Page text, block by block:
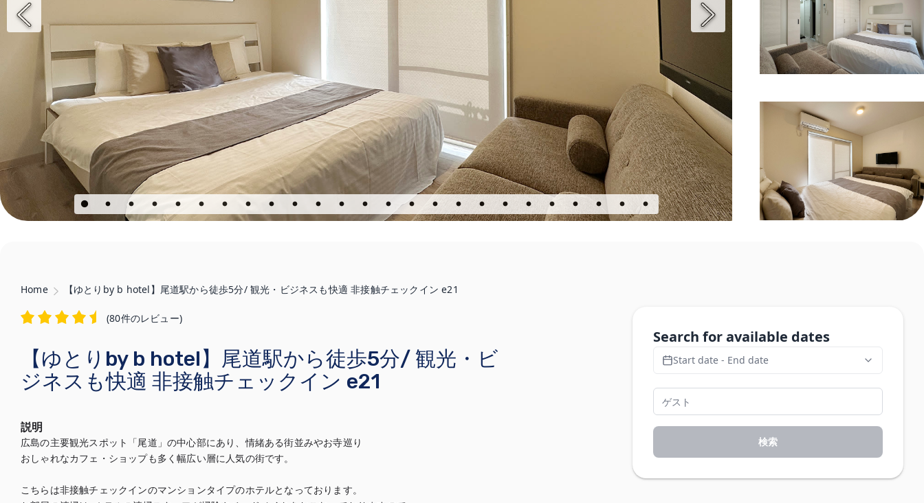
Home 【ゆとりby b hotel】尾道駅から徒歩5分/ 観光・ビジネスも快適 非接触チェックイン e21
(80件のレビュー)
【ゆとりby b hotel】尾道駅から徒歩5分/ 観光・ビ
ジネスも快適 非接触チェックイン e21
説明
広島の主要観光スポット「尾道」の中心部にあり、情緒ある街並みやお寺巡り
おしゃれなカフェ・ショップも多く幅広い層に人気の街です。
こちらは非接触チェックインのマンションタイプのホテルとなっております。
Search for available dates
Start date - End date
検索